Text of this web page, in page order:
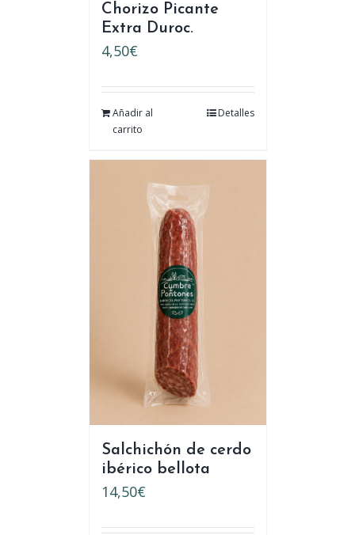
Chorizo Picante
Extra Duroc.
4,50€
Añadir al
carrito
Detalles
Salchichón de cerdo
ibérico bellota
14,50€